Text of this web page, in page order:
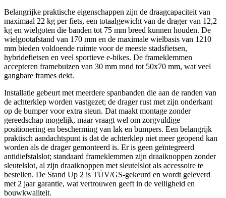
Belangrijke praktische eigenschappen zijn de draagcapaciteit van
maximaal 22 kg per fiets, een totaalgewicht van de drager van 12,2
kg en wielgoten die banden tot 75 mm breed kunnen houden. De
wielgootafstand van 170 mm en de maximale wielbasis van 1210
mm bieden voldoende ruimte voor de meeste stadsfietsen,
hybridefietsen en veel sportieve e-bikes. De frameklemmen
accepteren framebuizen van 30 mm rond tot 50x70 mm, wat veel
gangbare frames dekt.
Installatie gebeurt met meerdere spanbanden die aan de randen van
de achterklep worden vastgezet; de drager rust met zijn onderkant
op de bumper voor extra steun. Dat maakt montage zonder
gereedschap mogelijk, maar vraagt wel om zorgvuldige
positionering en bescherming van lak en bumpers. Een belangrijk
praktisch aandachtspunt is dat de achterklep niet meer geopend kan
worden als de drager gemonteerd is. Er is geen geïntegreerd
antidiefstalslot; standaard frameklemmen zijn draaiknoppen zonder
sleutelslot, al zijn draaiknoppen met sleutelslot als accessoire te
bestellen. De Stand Up 2 is TÜV/GS-gekeurd en wordt geleverd
met 2 jaar garantie, wat vertrouwen geeft in de veiligheid en
bouwkwaliteit.